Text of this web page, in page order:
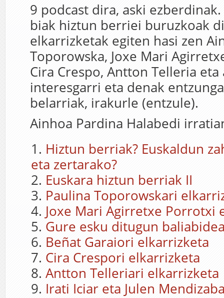
9 podcast dira, aski
biak hiztun berriei buruzkoak
elkarrizketak egiten hasi zen
Toporowska, Joxe Mari
Cira Crespo, Antton Telleria eta
interesgarri eta denak
belarriak, irakurle (entzule).
Ainhoa Pardina Halabedi
Hiztun berriak? Euskaldun
eta zertarako?
Euskara hiztun berriak II
Paulina Toporowskari
Joxe Mari Agirretxe Porrotxi
Gure esku ditugun
Beñat Garaiori elkarrizketa
Cira Crespori elkarrizketa
Antton Telleriari elkarrizketa
Irati Iciar eta Julen